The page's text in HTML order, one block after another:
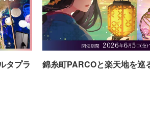
タプラ
錦糸町PARCOと楽天地を巡